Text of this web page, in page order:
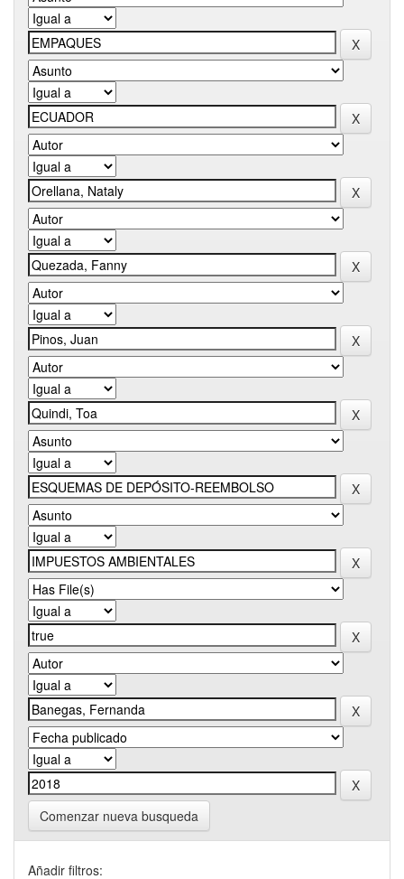
Comenzar nueva busqueda
Añadir filtros: